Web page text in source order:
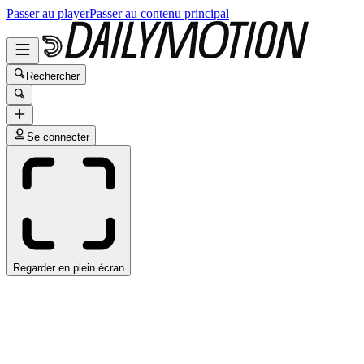
Passer au playerPasser au contenu principal
Rechercher
Se connecter
Regarder en plein écran